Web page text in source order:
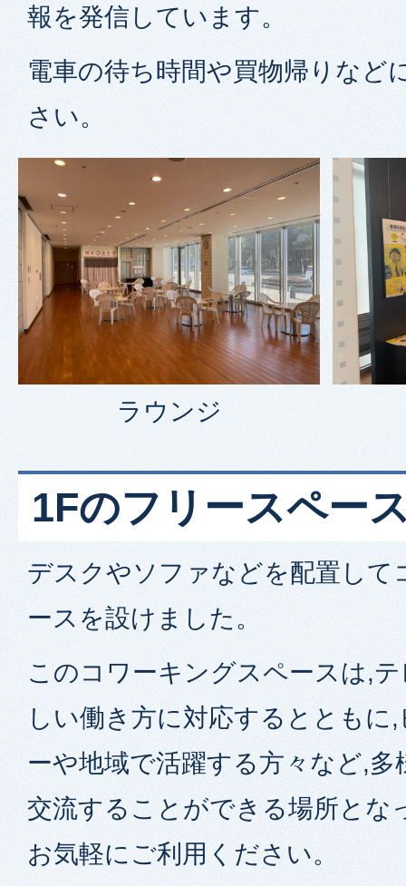
報を発信しています。
電車の待ち時間や買物帰りなど
さい。
ラウンジ
1Fのフリースペー
デスクやソファなどを配置して
ースを設けました。
このコワーキングスペースは,
しい働き方に対応するとともに
ーや地域で活躍する方々など,多
交流することができる場所とな
お気軽にご利用ください。